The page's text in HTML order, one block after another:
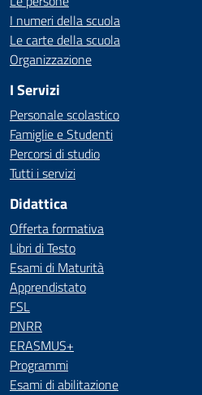
I numeri della scuola
Le carte della scuola
Organizzazione
I Servizi
Personale scolastico
Famiglie e Studenti
Percorsi di studio
Tutti i servizi
Didattica
Offerta formativa
Libri di Testo
Esami di Maturità
Apprendistato
FSL
PNRR
ERASMUS+
Programmi
Esami di abilitazione